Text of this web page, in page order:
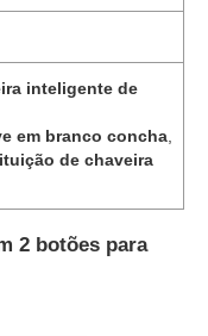
inteligente de
em branco concha
de chaveira
2 botões para